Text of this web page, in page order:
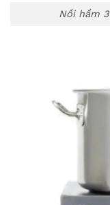
Nồi hầm